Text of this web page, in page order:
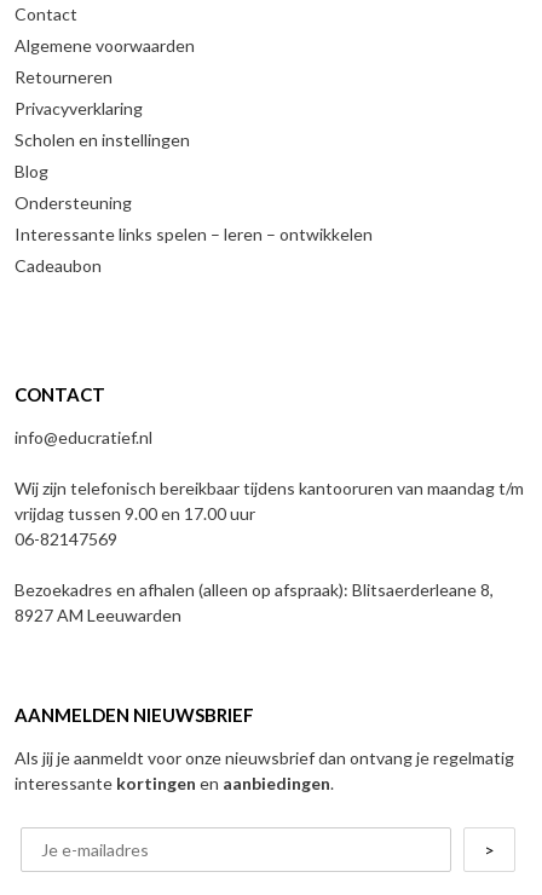
Contact
Algemene voorwaarden
Retourneren
Privacyverklaring
Scholen en instellingen
Blog
Ondersteuning
Interessante links spelen – leren – ontwikkelen
Cadeaubon
CONTACT
info@educratief.nl
Wij zijn telefonisch bereikbaar tijdens kantooruren van maandag t/m
vrijdag tussen 9.00 en 17.00 uur
06-82147569
Bezoekadres en afhalen (alleen op afspraak): Blitsaerderleane 8,
8927 AM Leeuwarden
AANMELDEN NIEUWSBRIEF
Als jij je aanmeldt voor onze nieuwsbrief dan ontvang je regelmatig
interessante kortingen en aanbiedingen.